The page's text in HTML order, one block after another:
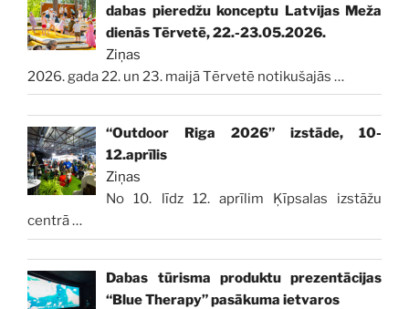
dabas pieredžu konceptu Latvijas Meža
dienās Tērvetē, 22.-23.05.2026.
Ziņas
2026. gada 22. un 23. maijā Tērvetē notikušajās …
“Outdoor Riga 2026” izstāde, 10-
12.aprīlis
Ziņas
No 10. līdz 12. aprīlim Ķīpsalas izstāžu
centrā…
Dabas tūrisma produktu prezentācijas
“Blue Therapy” pasākuma ietvaros